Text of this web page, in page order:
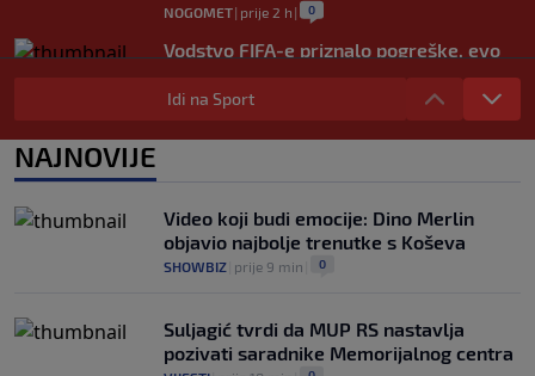
NOGOMET| prije 2 h | 0
Vodstvo FIFA-e priznalo pogreške, evo
kakav je njegov stav prema Infantinu
NOGOMET|prije 2 h
Evo šta Sabalenka misli o testiranju pola
Idi na Sport
NAJNOVIJE
Video koji budi emocije: Dino Merlin
objavio najbolje trenutke s Koševa
SHOWBIZ prije 9 min 0
Suljagić tvrdi da MUP RS nastavlja
pozivati saradnike Memorijalnog centra